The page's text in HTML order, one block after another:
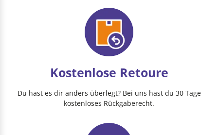
Kostenlose Retoure
Du hast es dir anders überlegt? Bei uns hast du 30 Tage
kostenloses Rückgaberecht.